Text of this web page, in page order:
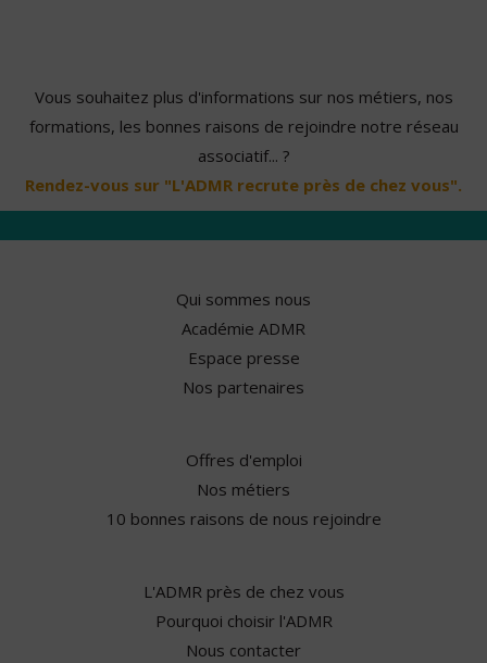
Vous souhaitez plus d'informations sur nos métiers, nos
formations, les bonnes raisons de rejoindre notre réseau
associatif... ?
Rendez-vous sur "L'ADMR recrute près de chez vous".
Qui sommes nous
Académie ADMR
Espace presse
Nos partenaires
Offres d'emploi
Nos métiers
10 bonnes raisons de nous rejoindre
L'ADMR près de chez vous
Pourquoi choisir l'ADMR
Nous contacter